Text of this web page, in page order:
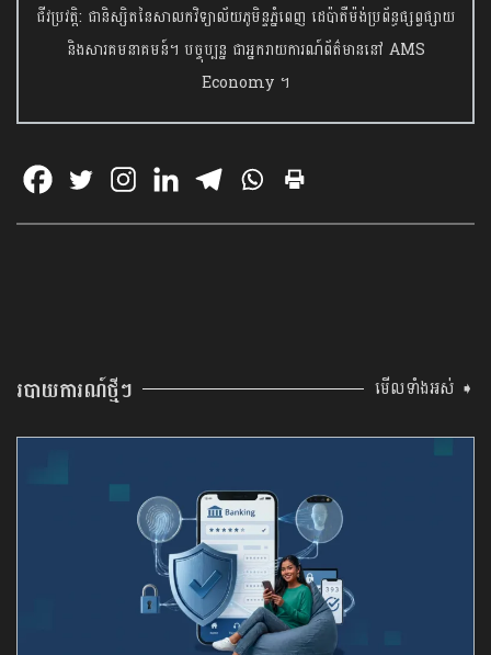
ជីវប្រវត្តិ: ជានិស្សិតនៃសាលកវិទ្យាល័យភូមិន្ទភ្នំពេញ ដេប៉ាតឺម៉ង់ប្រព័ន្ធផ្សព្វផ្សាយ
និងសារគមនាគមន៍។ បច្ចុប្បន្ន ជាអ្នករាយការណ៍ព័ត៌មាននៅ AMS
Economy ។
របាយការណ៍ថ្មីៗ មើលទាំងអស់ ➧